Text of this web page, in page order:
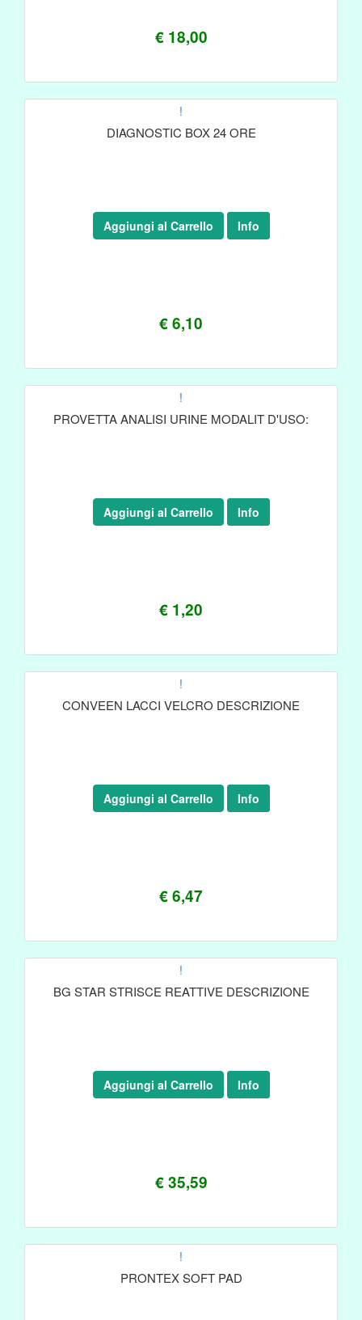
€ 18,00
!
DIAGNOSTIC BOX 24 ORE
€ 6,10
Aggiungi al Carrello Info
!
PROVETTA ANALISI URINE MODALIT D'USO:
€ 1,20
Aggiungi al Carrello Info
!
CONVEEN LACCI VELCRO DESCRIZIONE
€ 6,47
Aggiungi al Carrello Info
!
BG STAR STRISCE REATTIVE DESCRIZIONE
€ 35,59
Aggiungi al Carrello Info
!
PRONTEX SOFT PAD